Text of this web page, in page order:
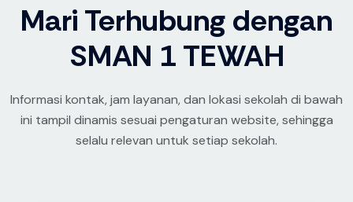
Mari Terhubung dengan
SMAN 1 TEWAH
Informasi kontak, jam layanan, dan lokasi sekolah di bawah
ini tampil dinamis sesuai pengaturan website, sehingga
selalu relevan untuk setiap sekolah.